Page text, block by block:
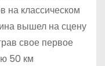
на классическом
вышел на сцену
свое первое
50 км